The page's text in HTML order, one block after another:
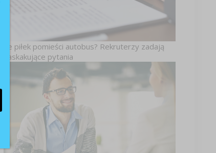
Ile piłek pomieści autobus? Rekruterzy zadają
zaskakujące pytania